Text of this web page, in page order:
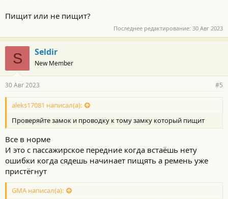
Пищит или не пищит?
Последнее редактирование: 30 Авг 2023
S Seldir
New Member
30 Авг 2023 #5
aleks17081 написал(а):
Проверяйте замок и проводку к тому замку который пищит
Все в норме
И это с пассажирское передние когда встаёшь нету
ошибки когда сядешь начинает пищять а ремень уже
пристёгнут
GMA написал(а):